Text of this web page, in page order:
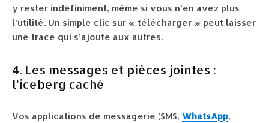
y rester indéfiniment, même si vous n’en avez plus
l’utilité. Un simple clic sur « télécharger » peut laisser
une trace qui s’ajoute aux autres.
4. Les messages et pièces jointes :
l’iceberg caché
Vos applications de messagerie (SMS, WhatsApp,